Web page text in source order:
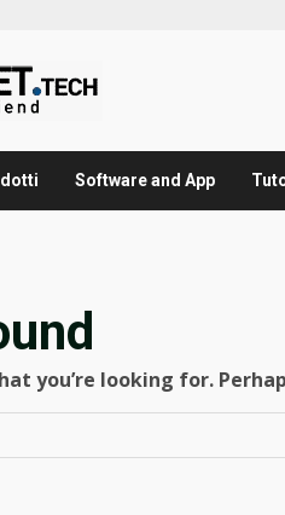
Software and App
you’re looking for.